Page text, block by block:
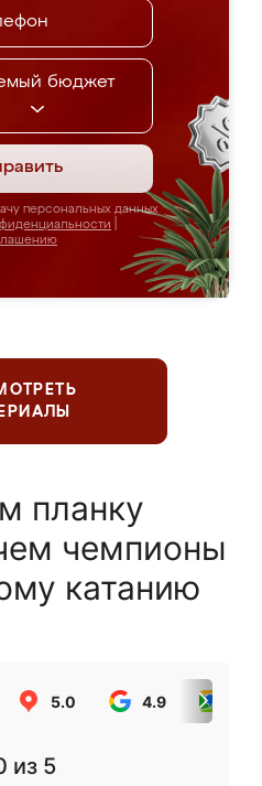
бюджет
персональных данных
планку
чемпионы
катанию
5.0 4.9
из 5